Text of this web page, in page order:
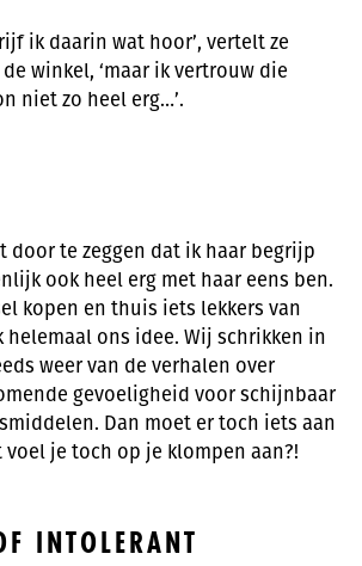
ik daarin wat hoor’, vertelt ze
winkel, ‘maar ik vertrouw die
niet zo heel erg…’.
door te zeggen dat ik haar begrijp
ook heel erg met haar eens ben.
kopen en thuis iets lekkers van
helemaal ons idee. Wij schrikken in
weer van de verhalen over
gevoeligheid voor schijnbaar
Dan moet er toch iets aan
voel je toch op je klompen aan?!
INTOLERANT